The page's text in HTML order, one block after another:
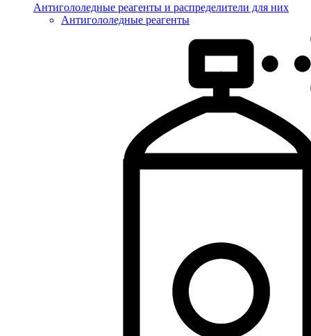
Антигололедные реагенты и распределители для них
Антигололедные реагенты